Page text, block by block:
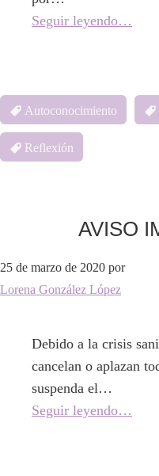
Seguir leyendo…
Autoconocimiento
Reflexión
AVISO
25 de marzo de 2020 por
Lorena González López
Debido a la crisis
cancelan o aplazan
suspenda el…
Seguir leyendo…